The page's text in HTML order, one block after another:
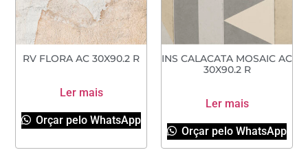
RV FLORA AC 30X90.2 R
Ler mais
Orçar pelo WhatsApp
INS CALACATA MOSAIC AC
30X90.2 R
Ler mais
Orçar pelo WhatsApp